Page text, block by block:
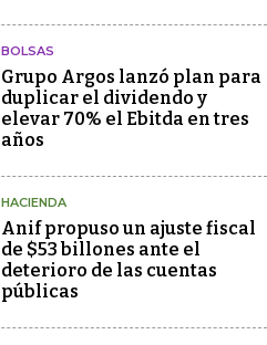
BOLSAS
Grupo Argos lanzó plan para
duplicar el dividendo y
elevar 70% el Ebitda en tres
años
HACIENDA
Anif propuso un ajuste fiscal
de $53 billones ante el
deterioro de las cuentas
públicas